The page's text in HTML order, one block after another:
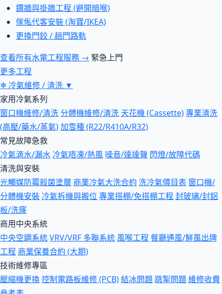
鑽牆與掛牆工程 (避開暗喉)
傢俬代客安裝 (淘寶/IKEA)
更換門鉸 / 趟門路軌
查看所有水電工程服務 → 緊急上門
更多工程
❄ 冷氣維修 / 清洗 ▼
家用冷氣系列
窗口機維修/清洗 分體機維修/清洗 天花機 (Cassette)專業清洗
(高壓/藥水/蒸氣)加雪種 (R22/R410A/R32)
常見故障急救
冷氣滴水/漏水 冷氣唔凍/熱風 噪音/達達聲 閃燈/故障代碼
清洗與安裝
光觸媒防霉殺菌塗層 商業冷氣大洗合約 洗冷氣價目表 窗口機/
分體機安裝 冷氣拆機與搬位 專業搭棚/免搭棚工程 封玻璃/封鋁
板/洗窿
商用中央系統
中央空調系統VRV/VRF 多聯系統 風喉工程 餐廳通風/鮮風出牌
工程 商業保養合約 (大期)
技術維修專區
壓縮機更換控制電路板維修 (PCB)結冰問題跳掣問題維修收費